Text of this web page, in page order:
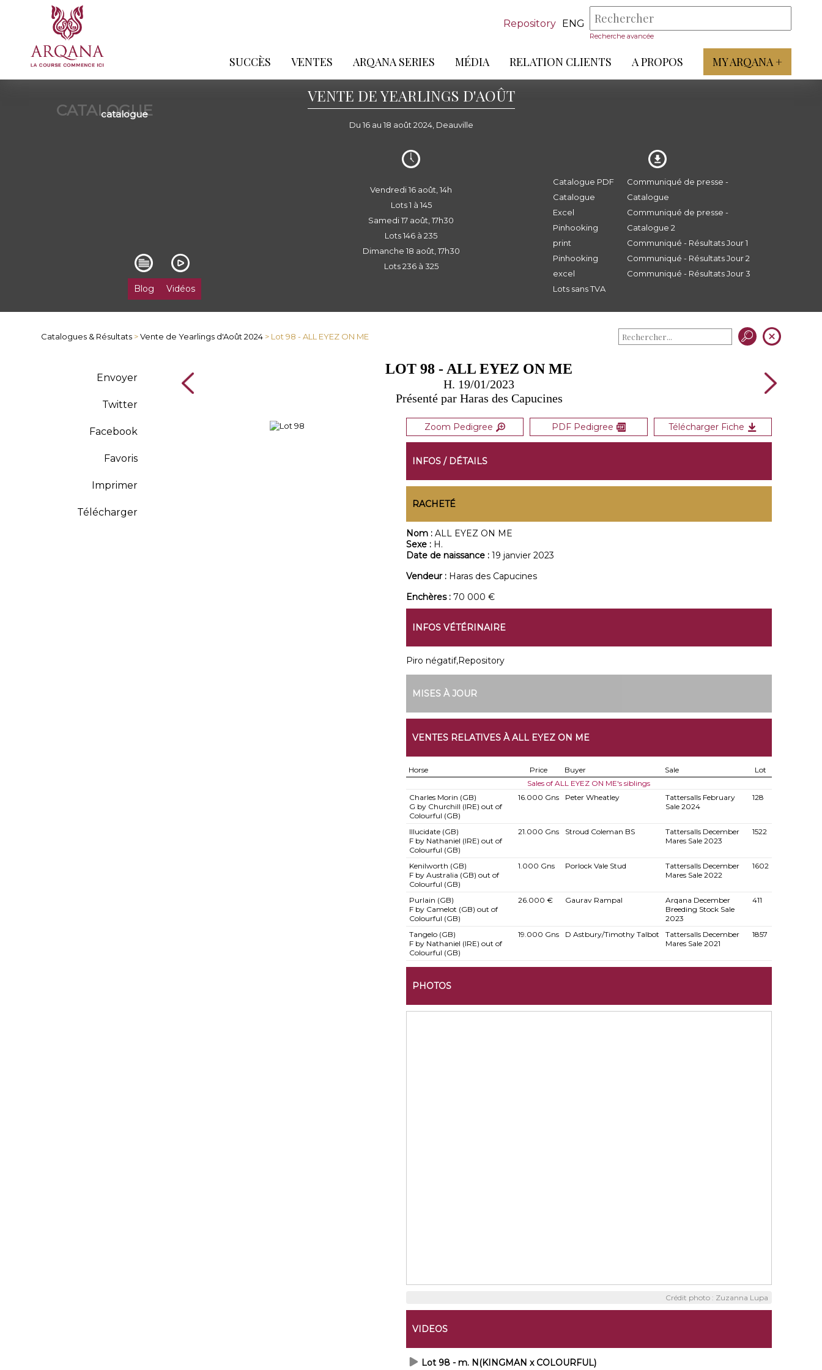
Repository ENG
Recherche avancée
SUCCÈS VENTES ARQANA SERIES MÉDIA RELATION CLIENTS A PROPOS MY ARQANA +
CATALOGUE
catalogue
VENTE DE YEARLINGS D'AOÛT
Du 16 au 18 août 2024, Deauville
Blog Vidéos
Vendredi 16 août, 14h
Lots 1 à 145
Samedi 17 août, 17h30
Lots 146 à 235
Dimanche 18 août, 17h30
Lots 236 à 325
Catalogue PDF
Catalogue
Excel
Pinhooking
print
Pinhooking
excel
Lots sans TVA
Communiqué de presse -
Catalogue
Communiqué de presse -
Catalogue 2
Communiqué - Résultats Jour 1
Communiqué - Résultats Jour 2
Communiqué - Résultats Jour 3
Catalogues & Résultats >Vente de Yearlings d'Août 2024 > Lot 98 - ALL EYEZ ON ME
Envoyer
Twitter
Facebook
Favoris
Imprimer
Télécharger
LOT 98 - ALL EYEZ ON ME
H. 19/01/2023
Présenté par Haras des Capucines
Zoom Pedigree PDF Pedigree Télécharger Fiche
INFOS / DÉTAILS
RACHETÉ
Nom : ALL EYEZ ON ME
Sexe : H.
Date de naissance : 19 janvier 2023
Vendeur : Haras des Capucines
Enchères : 70 000 €
INFOS VÉTÉRINAIRE
Piro négatif,Repository
MISES À JOUR
VENTES RELATIVES À ALL EYEZ ON ME
Horse Price Buyer Sale
Lot
Sales of ALL EYEZ ON ME's siblings
Charles Morin (GB)
G by Churchill (IRE) out of
Colourful (GB)
16.000 Gns Peter Wheatley
Tattersalls February
Sale 2024
128
Illucidate (GB)
F by Nathaniel (IRE) out of
Colourful (GB)
21.000 Gns Stroud Coleman BS
Tattersalls December
Mares Sale 2023
1522
Kenilworth (GB)
F by Australia (GB) out of
Colourful (GB)
1.000 Gns Porlock Vale Stud
Tattersalls December
Mares Sale 2022
1602
Purlain (GB)
F by Camelot (GB) out of
Colourful (GB)
26.000 € Gaurav Rampal
Arqana December
Breeding Stock Sale
2023
411
Tangelo (GB)
F by Nathaniel (IRE) out of
Colourful (GB)
19.000 Gns D Astbury/Timothy Talbot
Tattersalls December
Mares Sale 2021
1857
PHOTOS
Crédit photo : Zuzanna Lupa
VIDEOS
Lot 98 - m. N(KINGMAN x COLOURFUL)